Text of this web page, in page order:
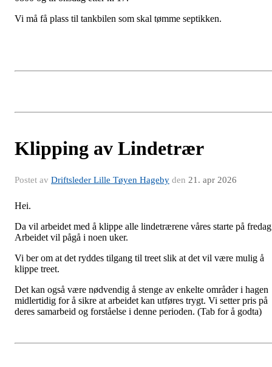
Vi må få plass til tankbilen som skal tømme septikken.
Klipping av Lindetrær
Postet av Driftsleder Lille Tøyen Hageby den 21. apr 2026
Hei.
Da vil arbeidet med å klippe alle lindetrærene våres starte på
Arbeidet vil pågå i noen uker.
Vi ber om at det ryddes tilgang til treet slik at det vil være mulig å
klippe treet.
Det kan også være nødvendig å stenge av enkelte områder i hagen
midlertidig for å sikre at arbeidet kan utføres trygt. Vi setter pris på
deres samarbeid og forståelse i denne perioden. (Tab for å godta)